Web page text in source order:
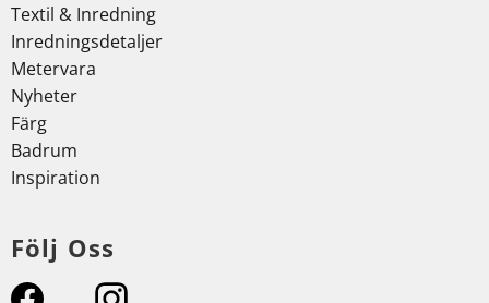
Textil & Inredning
Inredningsdetaljer
Metervara
Nyheter
Färg
Badrum
Inspiration
Följ Oss